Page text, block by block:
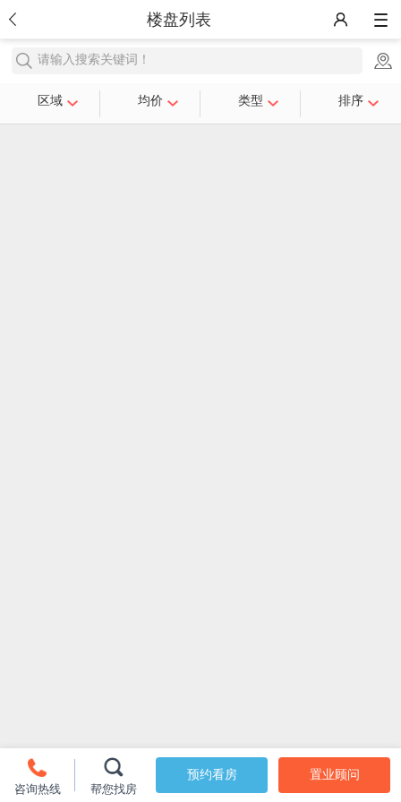
楼盘列表
请输入搜索关键词！
区域 均价 类型 排序
咨询热线 帮您找房
预约看房 置业顾问